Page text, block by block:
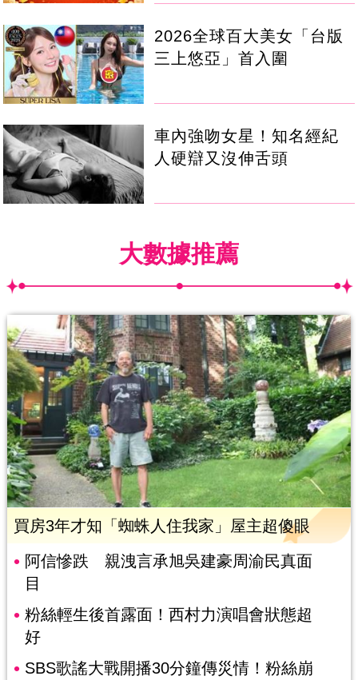
2026全球百大美女「台版
三上悠亞」首入圍
車內強吻女星！知名經紀
人硬辯又沒伸舌頭
大數據推薦
買房3年才知「蜘蛛人住我家」屋主超傻眼
阿信慘跌 親洩言承旭吳建豪周渝民真面
目
粉絲輕生後首露面！西村力演唱會狀態超
好
SBS歌謠大戰開播30分鐘傳災情！粉絲崩